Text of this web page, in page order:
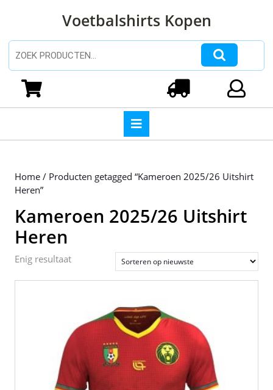
inhoud
Voetbalshirts Kopen
Zoeken naar:
Home / Producten getagged “Kameroen 2025/26 Uitshirt
Heren”
Kameroen 2025/26 Uitshirt
Heren
Enig resultaat